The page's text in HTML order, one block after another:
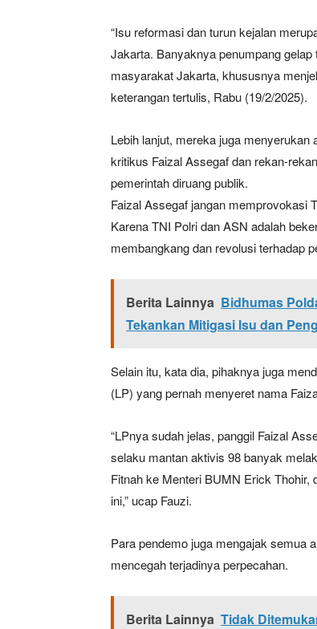
“Isu reformasi dan turun kejalan
Jakarta. Banyaknya penumpang
masyarakat Jakarta, khususnya
keterangan tertulis, Rabu (19/2/2025).
Lebih lanjut, mereka juga
kritikus Faizal Assegaf dan rekan-
pemerintah diruang publik.
Faizal Assegaf jangan memprovokasi
Karena TNI Polri dan ASN adalah
membangkang dan revolusi terhadap
Berita Lainnya Bidhumas
Tekankan Mitigasi Isu dan
Selain itu, kata dia, pihaknya juga
(LP) yang pernah menyeret nama
“LPnya sudah jelas, panggil Faizal
selaku mantan aktivis 98 banyak
Fitnah ke Menteri BUMN Erick Thohir,
ini,” ucap Fauzi.
Para pendemo juga mengajak semua
mencegah terjadinya perpecahan.
Berita Lainnya Tidak